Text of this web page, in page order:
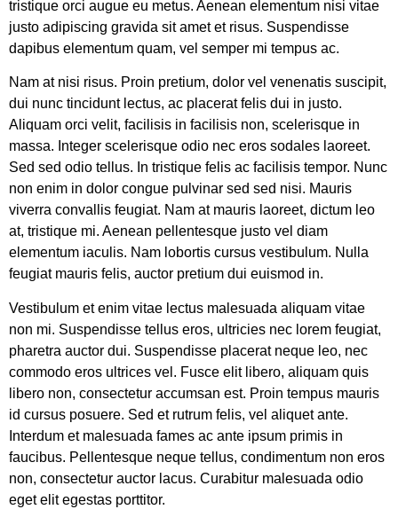
tristique orci augue eu metus. Aenean elementum nisi vitae
justo adipiscing gravida sit amet et risus. Suspendisse
dapibus elementum quam, vel semper mi tempus ac.
Nam at nisi risus. Proin pretium, dolor vel venenatis suscipit,
dui nunc tincidunt lectus, ac placerat felis dui in justo.
Aliquam orci velit, facilisis in facilisis non, scelerisque in
massa. Integer scelerisque odio nec eros sodales laoreet.
Sed sed odio tellus. In tristique felis ac facilisis tempor. Nunc
non enim in dolor congue pulvinar sed sed nisi. Mauris
viverra convallis feugiat. Nam at mauris laoreet, dictum leo
at, tristique mi. Aenean pellentesque justo vel diam
elementum iaculis. Nam lobortis cursus vestibulum. Nulla
feugiat mauris felis, auctor pretium dui euismod in.
Vestibulum et enim vitae lectus malesuada aliquam vitae
non mi. Suspendisse tellus eros, ultricies nec lorem feugiat,
pharetra auctor dui. Suspendisse placerat neque leo, nec
commodo eros ultrices vel. Fusce elit libero, aliquam quis
libero non, consectetur accumsan est. Proin tempus mauris
id cursus posuere. Sed et rutrum felis, vel aliquet ante.
Interdum et malesuada fames ac ante ipsum primis in
faucibus. Pellentesque neque tellus, condimentum non eros
non, consectetur auctor lacus. Curabitur malesuada odio
eget elit egestas porttitor.